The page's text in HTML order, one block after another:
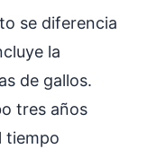
se diferencia
la
de gallos.
tres años
tiempo